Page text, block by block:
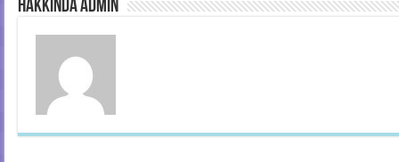
hakkında admin